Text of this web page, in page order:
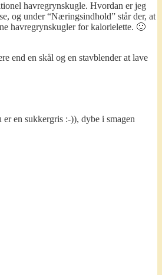
havregrynskugle. Hvordan er jeg
og under “Næringsindhold” står der, at
havregrynskugler for kalorielette. 🙂
end en skål og en stavblender at lave
en sukkergris :-)), dybe i smagen